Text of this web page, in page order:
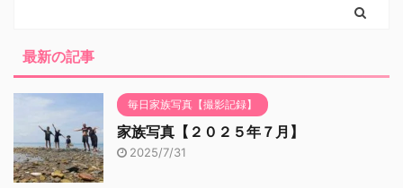
最新の記事
毎日家族写真【撮影記録】
家族写真【２０２５年７月】
2025/7/31